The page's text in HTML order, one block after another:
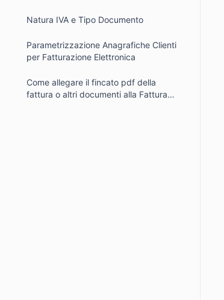
Natura IVA e Tipo Documento
Parametrizzazione Anagrafiche Clienti
per Fatturazione Elettronica
Come allegare il fincato pdf della
fattura o altri documenti alla Fattura